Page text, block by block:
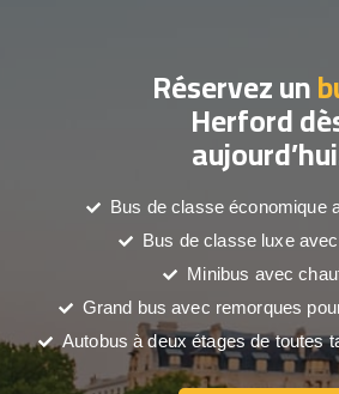
Réservez un
Herford
Bus de classe économique
Bus de classe luxe
Minibus avec
Grand bus avec remorques
Autobus à deux étages de toutes